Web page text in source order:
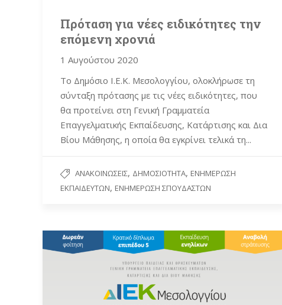
Πρόταση για νέες ειδικότητες την
επόμενη χρονιά
1 Αυγούστου 2020
Το Δημόσιο Ι.Ε.Κ. Μεσολογγίου, ολοκλήρωσε τη
σύνταξη πρότασης με τις νέες ειδικότητες, που
θα προτείνει στη Γενική Γραμματεία
Επαγγελματικής Εκπαίδευσης, Κατάρτισης και Δια
Βίου Μάθησης, η οποία θα εγκρίνει τελικά τη...
ΑΝΑΚΟΙΝΏΣΕΙΣ, ΔΗΜΟΣΙΌΤΗΤΑ, ΕΝΗΜΈΡΩΣΗ
ΕΚΠΑΙΔΕΥΤΏΝ, ΕΝΗΜΈΡΩΣΗ ΣΠΟΥΔΑΣΤΏΝ